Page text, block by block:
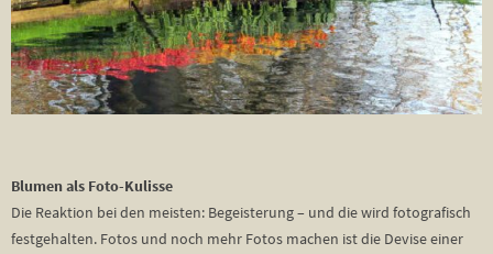
Blumen als Foto-Kulisse
Die Reaktion bei den meisten: Begeisterung – und die wird fotografisch
festgehalten. Fotos und noch mehr Fotos machen ist die Devise einer